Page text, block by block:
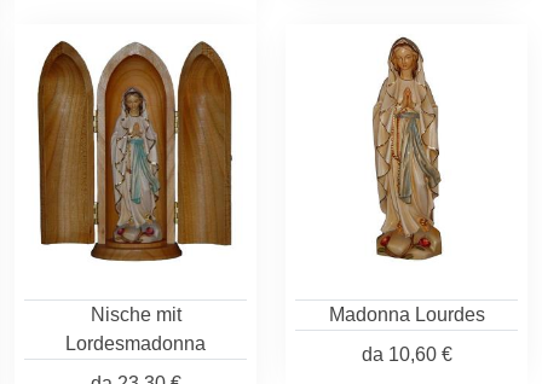
Nische mit
Lordesmadonna
Madonna Lourdes
da 10,60 €